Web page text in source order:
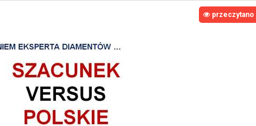
przeczytano